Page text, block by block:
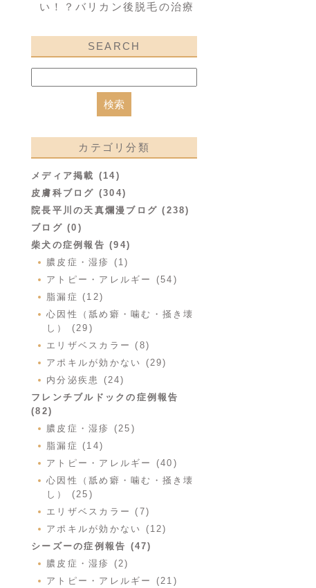
い！？バリカン後脱毛の治療
SEARCH
カテゴリ分類
メディア掲載 (14)
皮膚科ブログ (304)
院長平川の天真爛漫ブログ (238)
ブログ (0)
柴犬の症例報告 (94)
膿皮症・湿疹 (1)
アトピー・アレルギー (54)
脂漏症 (12)
心因性（舐め癖・噛む・掻き壊
し） (29)
エリザベスカラー (8)
アポキルが効かない (29)
内分泌疾患 (24)
フレンチブルドックの症例報告
(82)
膿皮症・湿疹 (25)
脂漏症 (14)
アトピー・アレルギー (40)
心因性（舐め癖・噛む・掻き壊
し） (25)
エリザベスカラー (7)
アポキルが効かない (12)
シーズーの症例報告 (47)
膿皮症・湿疹 (2)
アトピー・アレルギー (21)